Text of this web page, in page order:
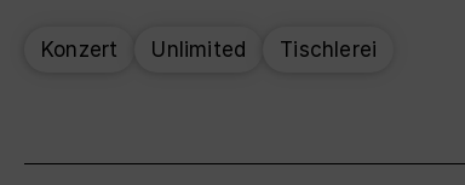
Konzert Unlimited Tischlerei